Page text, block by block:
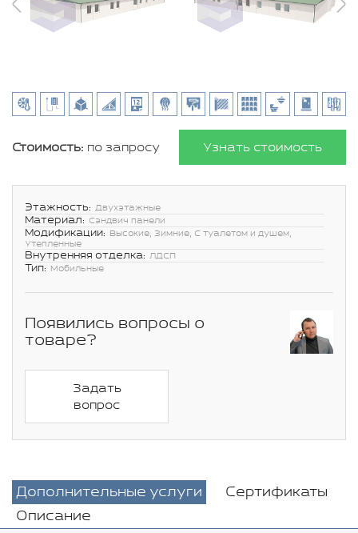
Стоимость: по запросу Узнать стоимость
Этажность: Двухэтажные
Материал: Сэндвич панели
Модификации: Высокие, Зимние, С туалетом и душем,
Утепленные
Внутренняя отделка: ЛДСП
Тип: Мобильные
Появились вопросы о
товаре?
Задать
вопрос
Дополнительные услуги
Сертификаты
Описание